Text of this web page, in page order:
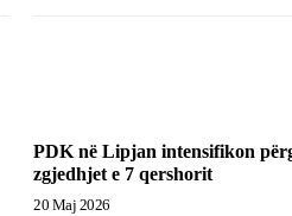
PDK në Lipjan intensifikon
zgjedhjet e 7 qershorit
20 Maj 2026